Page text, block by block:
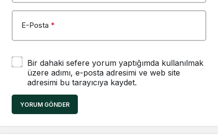
E-Posta *
Bir dahaki sefere yorum yaptığımda kullanılmak
üzere adımı, e-posta adresimi ve web site
adresimi bu tarayıcıya kaydet.
YORUM GÖNDER